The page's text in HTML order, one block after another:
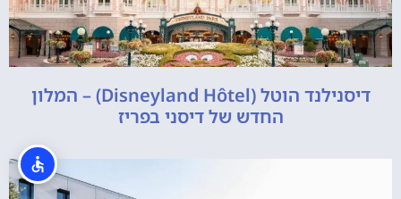
דיסנילנד הוטל (Disneyland Hôtel) – המלון
החדש של דיסני בפריז